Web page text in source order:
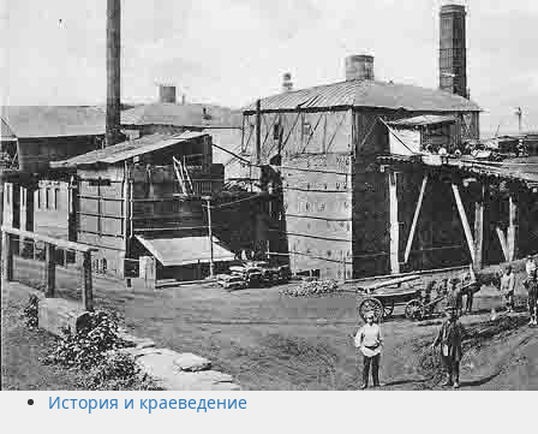
История и краеведение